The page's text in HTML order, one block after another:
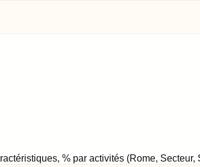
% par activités (Rome,